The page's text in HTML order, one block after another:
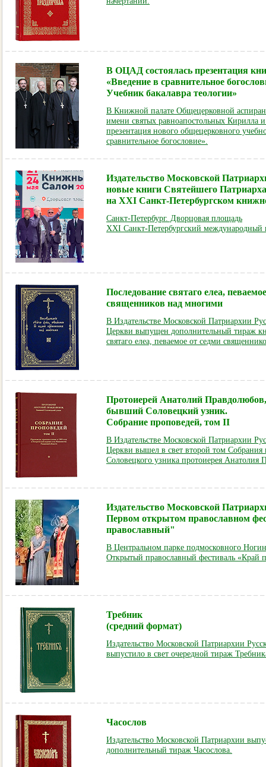
В ОЦАД состоялась презентация
«Введение в сравнительное
Учебник бакалавра теологии»
В Книжной палате Общецерковной
имени святых равноапостольных Кирилла
презентация нового общецерковного
сравнительное богословие».
Издательство Московской
новые книги Святейшего
на XXI Санкт-Петербургском
Санкт-Петербург. Дворцовая площадь
XXI Санкт-Петербургский
Последование святаго елеа,
священников над многими
В Издательстве Московской Патриархии
Церкви выпущен дополнительный тираж
святаго елеа, певаемое от седми
Протоиерей Анатолий Правдолюбов,
бывший Соловецкий узник.
Собрание проповедей, том II
В Издательстве Московской Патриархии
Церкви вышел в свет второй том Собрания
Соловецкого узника протоиерея Анатолия
Издательство Московской
Первом открытом православном
православный"
В Центральном парке подмосковного
Открытый православный фестиваль «Край
Требник
(средний формат)
Издательство Московской Патриархии
выпустило в свет очередной тираж
Часослов
Издательство Московской Патриархии
дополнительный тираж Часослова.